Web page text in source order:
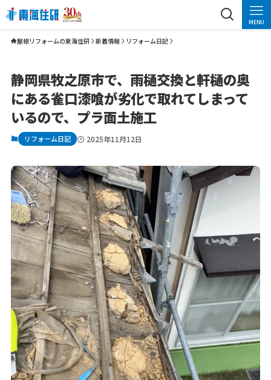
MENU
屋根リフォームの東海住研 新着情報 リフォーム日記
静岡県牧之原市で、雨樋交換と軒樋の奥
にある雀口漆喰が劣化で取れてしまって
いるので、プラ面土施工
リフォーム日記 2025年11月12日